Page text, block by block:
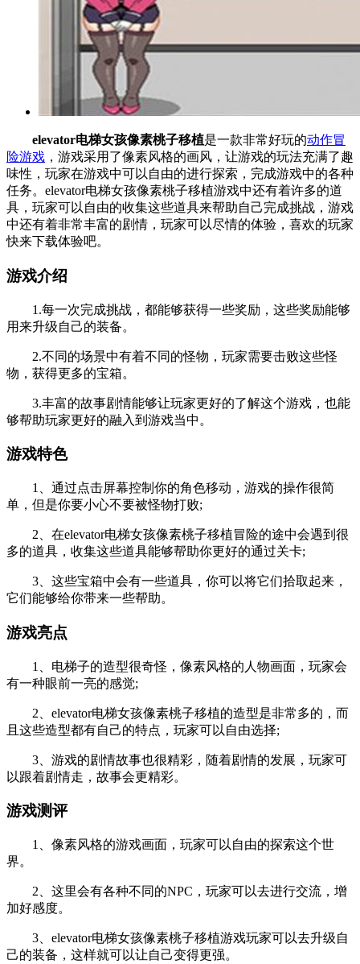
elevator电梯女孩像素桃子移植是一款非常好玩的动作冒
险游戏 ，游戏采用了像素风格的画风，让游戏的玩法充满了趣
味性，玩家在游戏中可以自由的进行探索，完成游戏中的各种
任务。elevator电梯女孩像素桃子移植游戏中还有着许多的道
具，玩家可以自由的收集这些道具来帮助自己完成挑战，游戏
中还有着非常丰富的剧情，玩家可以尽情的体验，喜欢的玩家
快来下载体验吧。
游戏介绍
1.每一次完成挑战，都能够获得一些奖励，这些奖励能够
用来升级自己的装备。
2.不同的场景中有着不同的怪物，玩家需要击败这些怪
物，获得更多的宝箱。
3.丰富的故事剧情能够让玩家更好的了解这个游戏，也能
够帮助玩家更好的融入到游戏当中。
游戏特色
1、通过点击屏幕控制你的角色移动，游戏的操作很简
单，但是你要小心不要被怪物打败;
2、在elevator电梯女孩像素桃子移植冒险的途中会遇到很
多的道具，收集这些道具能够帮助你更好的通过关卡;
3、这些宝箱中会有一些道具，你可以将它们拾取起来，
它们能够给你带来一些帮助。
游戏亮点
1、电梯子的造型很奇怪，像素风格的人物画面，玩家会
有一种眼前一亮的感觉;
2、elevator电梯女孩像素桃子移植的造型是非常多的，而
且这些造型都有自己的特点，玩家可以自由选择;
3、游戏的剧情故事也很精彩，随着剧情的发展，玩家可
以跟着剧情走，故事会更精彩。
游戏测评
1、像素风格的游戏画面，玩家可以自由的探索这个世
界。
2、这里会有各种不同的NPC，玩家可以去进行交流，增
加好感度。
3、elevator电梯女孩像素桃子移植游戏玩家可以去升级自
己的装备，这样就可以让自己变得更强。